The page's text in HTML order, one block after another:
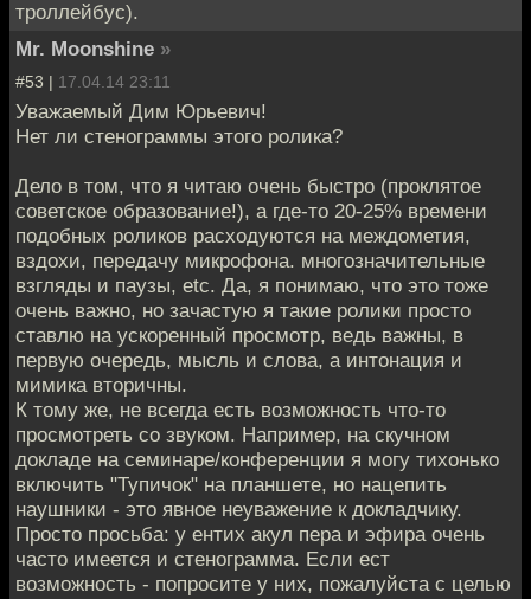
троллейбус).
Mr. Moonshine »
#53 | 17.04.14 23:11
Уважаемый Дим Юрьевич!
Нет ли стенограммы этого ролика?
Дело в том, что я читаю очень быстро (проклятое
советское образование!), а где-то 20-25% времени
подобных роликов расходуются на междометия,
вздохи, передачу микрофона. многозначительные
взгляды и паузы, etc. Да, я понимаю, что это тоже
очень важно, но зачастую я такие ролики просто
ставлю на ускоренный просмотр, ведь важны, в
первую очередь, мысль и слова, а интонация и
мимика вторичны.
К тому же, не всегда есть возможность что-то
просмотреть со звуком. Например, на скучном
докладе на семинаре/конференции я могу тихонько
включить "Тупичок" на планшете, но нацепить
наушники - это явное неуважение к докладчику.
Просто просьба: у ентих акул пера и эфира очень
часто имеется и стенограмма. Если ест
возможность - попросите у них, пожалуйста с целью